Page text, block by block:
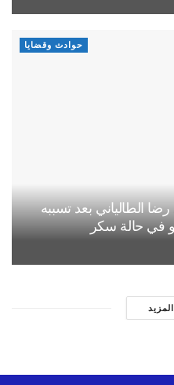
حوادث وقضايا
الطالياني بعد تسببه
في حالة سكر